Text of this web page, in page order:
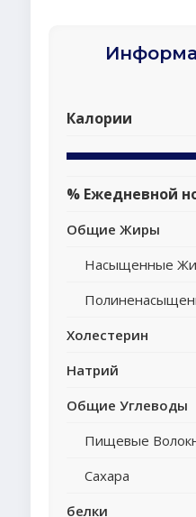
Калории
% Ежедневной
Общие Жиры
Насыщенные
Холестерин
Натрий
Общие Углеводы
Пищевые
Сахара
белки